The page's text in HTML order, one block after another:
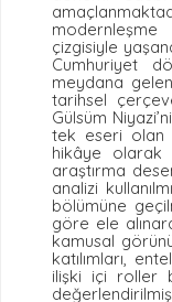
çizgisiyle
Cumhuriyet
meydana
tarihsel
Gülsüm
tek eseri olan
hikâye olarak
araştırma
analizi
bölümüne
göre ele
kamusal
katılımları,
ilişki içi roller